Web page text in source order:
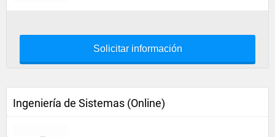
Solicitar información
Ingeniería de Sistemas (Online)